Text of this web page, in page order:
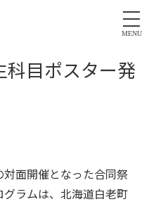
MENU
科目ポスター発
面開催となった合同祭
ラムは、北海道白老町